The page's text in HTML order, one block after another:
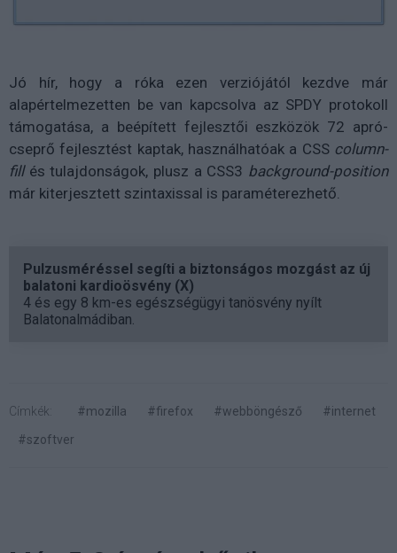
Jó hír, hogy a róka ezen verziójától kezdve már
alapértelmezetten be van kapcsolva az SPDY protokoll
támogatása, a beépített fejlesztői eszközök 72 apró-
cseprő fejlesztést kaptak, használhatóak a CSS column-
filléstulajdonságok, plusz a CSS3 background-position
már kiterjesztett szintaxissal is paraméterezhető.
Pulzusméréssel segíti a biztonságos mozgást az új
balatoni kardioösvény (X)
4 és egy 8 km-es egészségügyi tanösvény nyílt
Balatonalmádiban.
Címkék: #mozilla #firefox #webböngésző
#internet
#szoftver